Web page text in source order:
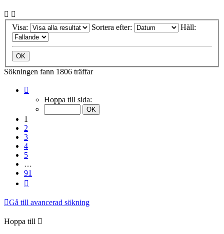
Visa: Sortera efter: Håll:
Sökningen fann 1806 träffar
Hoppa till sida:
1
2
3
4
5
…
91
Gå till avancerad sökning
Hoppa till